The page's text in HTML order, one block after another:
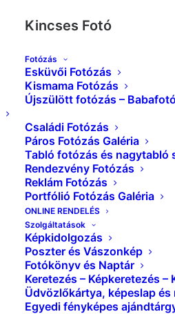
Kincses Fotó
Fotózás
Esküvői Fotózás
Kismama Fotózás
Újszülött fotózás –
Családi Fotózás
Páros Fotózás Galéria
Tabló fotózás és nagytabló
Rendezvény Fotózás
Reklám Fotózás
Portfólió Fotózás Galéria
ONLINE RENDELÉS
Szolgáltatások
Képkidolgozás
Poszter és Vászonkép
Fotókönyv és Naptár
Keretezés – Képkeretezés –
Üdvözlőkártya, képeslap és
Egyedi fényképes
Album
Kezdőlap Album Gallery 2
Album Gallery 2